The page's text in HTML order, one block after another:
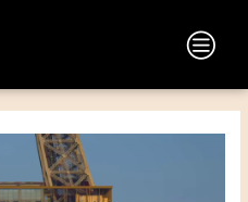
Main
Menu